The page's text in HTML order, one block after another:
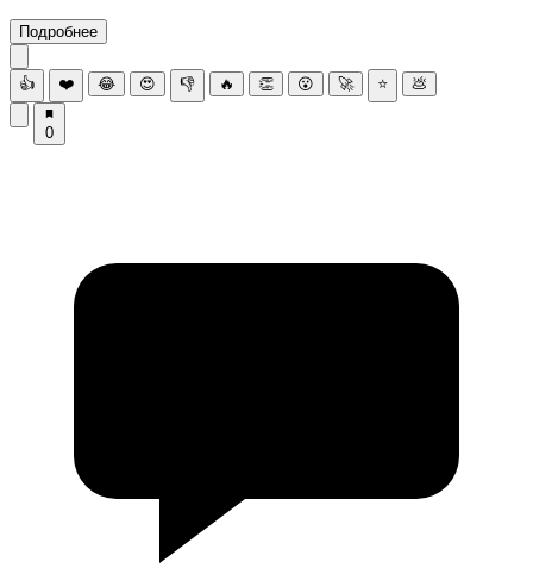
Подробнее
👍 ❤️ 😂 😍 👎 🔥 👏 😮 🚀 ⭐ 💩
0